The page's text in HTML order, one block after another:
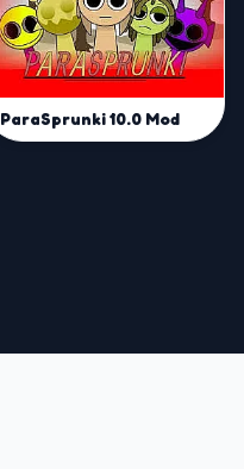
ParaSprunki 10.0 Mod